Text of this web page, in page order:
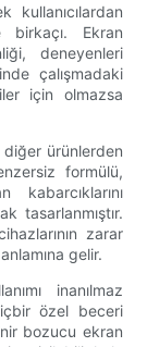
kullanıcılardan
birkaçı. Ekran
deneyenleri
çalışmadaki
için olmazsa
diğer ürünlerden
formülü,
tasarlanmıştır.
zarar
gelir.
inanılmaz
özel beceri
bozucu ekran